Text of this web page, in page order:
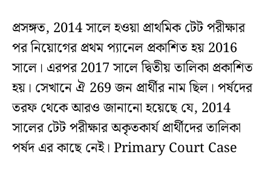
প্রসঙ্গত, 2014 সালে হওয়া প্রাথমিক টেট পরীক্ষার
পর নিয়োগের প্রথম প্যানেল প্রকাশিত হয় 2016
সালে। এরপর 2017 সালে দ্বিতীয় তালিকা প্রকাশিত
হয়। সেখানে ঐ 269 জন প্রার্থীর নাম ছিল। পর্ষদের
তরফ থেকে আরও জানানো হয়েছে যে, 2014
সালের টেট পরীক্ষার অকৃতকার্য প্রার্থীদের তালিকা
পর্ষদ এর কাছে নেই। Primary Court Case